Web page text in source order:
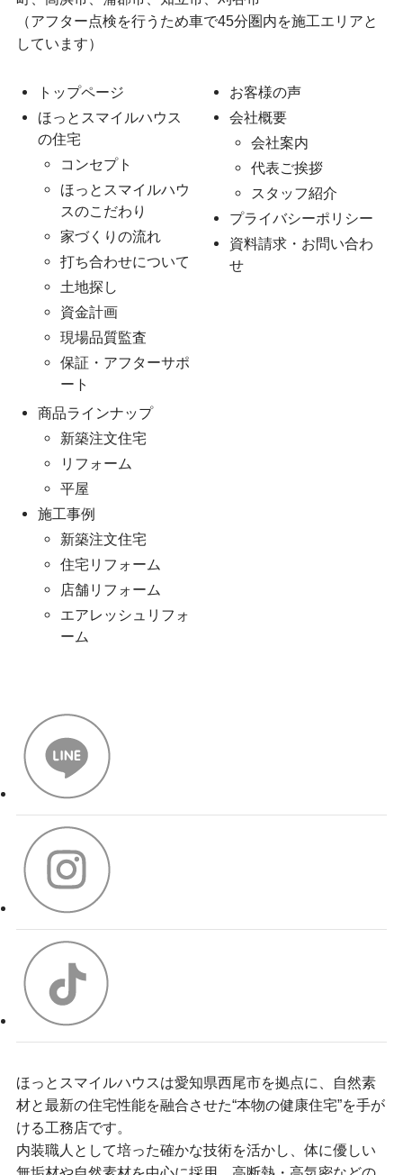
（アフター点検を行うため車で45分圏内を施工エリアと
しています）
トップページ
ほっとスマイルハウス
の住宅
コンセプト
ほっとスマイルハウ
スのこだわり
家づくりの流れ
打ち合わせについて
土地探し
資金計画
現場品質監査
保証・アフターサポ
ート
商品ラインナップ
新築注文住宅
リフォーム
平屋
施工事例
新築注文住宅
住宅リフォーム
店舗リフォーム
エアレッシュリフォ
ーム
お客様の声
会社概要
会社案内
代表ご挨拶
スタッフ紹介
プライバシーポリシー
資料請求・お問い合わ
せ
ほっとスマイルハウスは愛知県西尾市を拠点に、自然素
材と最新の住宅性能を融合させた“本物の健康住宅”を手が
ける工務店です。
内装職人として培った確かな技術を活かし、体に優しい